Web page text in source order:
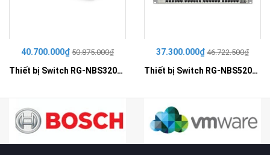
40.700.000₫ 50.875.000₫
Thiết bị Switch RG-NBS3200-48GT4XS-P
37.300.000₫ 46.722.500₫
Thiết bị Switch RG-NBS5200-48GT4XS-UP